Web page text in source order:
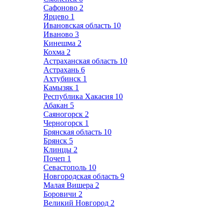
Сафоново 2
Ярцево 1
Ивановская область 10
Иваново 3
Кинешма 2
Кохма 2
Астраханская область 10
Астрахань 6
Ахтубинск 1
Камызяк 1
Республика Хакасия 10
Абакан 5
Саяногорск 2
Черногорск 1
Брянская область 10
Брянск 5
Клинцы 2
Почеп 1
Севастополь 10
Новгородская область 9
Малая Вишера 2
Боровичи 2
Великий Новгород 2